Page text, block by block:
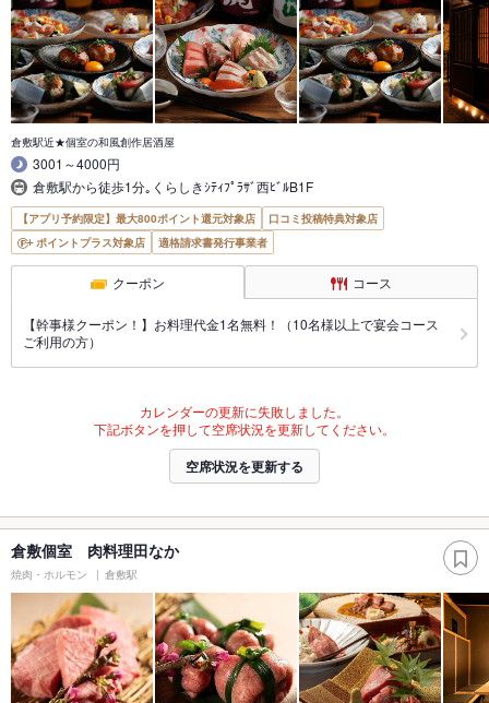
倉敷駅近★個室の和風創作居酒屋
3001～4000円
倉敷駅から徒歩1分｡くらしきｼﾃｨﾌﾟﾗｻﾞ西ﾋﾞﾙB1F
【アプリ予約限定】最大800ポイント還元対象店
口コミ投稿特典対象店
ポイントプラス対象店
適格請求書発行事業者
クーポン コース
【幹事様クーポン！】お料理代金1名無料！（10名様以上で宴会コース
ご利用の方）
カレンダーの更新に失敗しました。
下記ボタンを押して空席状況を更新してください。
空席状況を更新する
倉敷個室 肉料理田なか
焼肉・ホルモン 倉敷駅